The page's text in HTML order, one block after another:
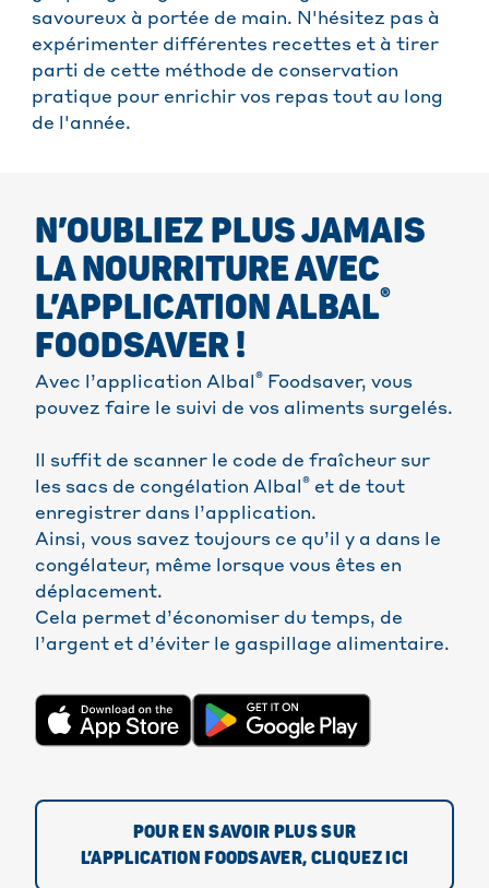
savoureux à portée de main. N'hésitez pas à
expérimenter différentes recettes et à tirer
parti de cette méthode de conservation
pratique pour enrichir vos repas tout au long
de l'année.
N’OUBLIEZ PLUS JAMAIS
LA NOURRITURE AVEC
L’APPLICATION ALBAL®
FOODSAVER !
Avec l’application Albal ® Foodsaver, vous
pouvez faire le suivi de vos aliments surgelés.
Il suffit de scanner le code de fraîcheur sur
les sacs de congélation Albal ® et de tout
enregistrer dans l’application.
Ainsi, vous savez toujours ce qu’il y a dans le
congélateur, même lorsque vous êtes en
déplacement.
Cela permet d’économiser du temps, de
l’argent et d’éviter le gaspillage alimentaire.
POUR EN SAVOIR PLUS SUR
L’APPLICATION FOODSAVER, CLIQUEZ ICI